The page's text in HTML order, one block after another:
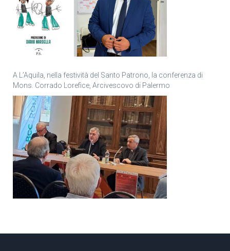
A L’Aquila, nella festività del Santo Patrono, la conferenza di
Mons. Corrado Lorefice, Arcivescovo di Palermo